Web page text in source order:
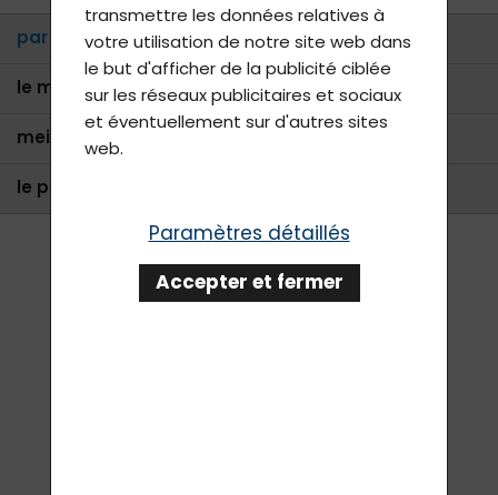
par défaut
le moins cher
meilleures ventes
le plus cher
transmettre les données relatives à
votre utilisation de notre site web dans
le but d'afficher de la publicité ciblée
sur les réseaux publicitaires et sociaux
et éventuellement sur d'autres sites
web.
Paramètres détaillés
Accepter et fermer